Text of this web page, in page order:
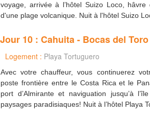
voyage, arrivée à l’hôtel Suizo Loco,
d'une plage volcanique. Nuit à l'hôtel Suizo
Jour 10 : Cahuita - Bocas del Toro
Logement : Playa Tortuguero
Avec votre chauffeur, vous continuerez
poste frontière entre le Costa Rica et le
port d’Almirante et naviguation jusqu’à
paysages paradisiaques! Nuit à l’hôtel Playa